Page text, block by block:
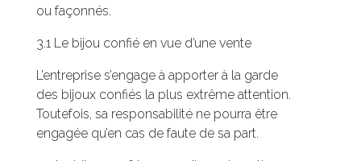
ou façonnés.
3.1 Le bijou confié en vue d’une vente
L’entreprise s’engage à apporter à la garde
des bijoux confiés la plus extrême attention.
Toutefois, sa responsabilité ne pourra être
engagée qu’en cas de faute de sa part.